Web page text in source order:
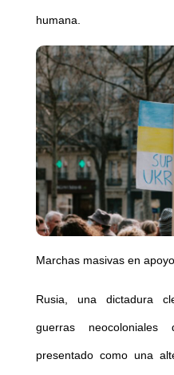
humana.
Marchas masivas en
Rusia, una dictadura
guerras
presentado como una